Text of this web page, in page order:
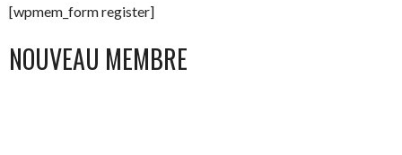
[wpmem_form register]
NOUVEAU MEMBRE